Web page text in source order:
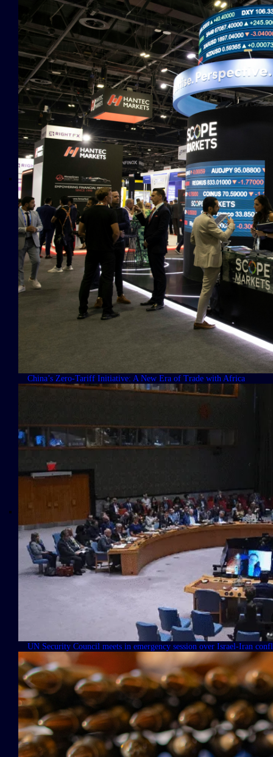
China’s Zero-Tariff Initiative: A New Era of Trade with Africa
UN Security Council meets in emergency session over Israel-Iran